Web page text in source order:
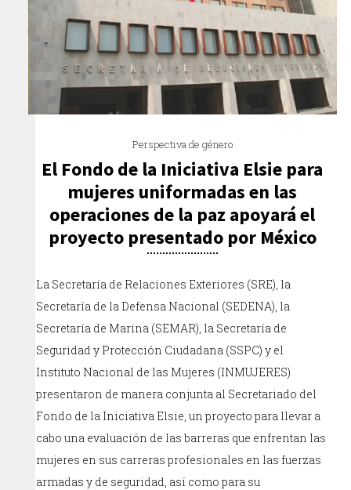
Perspectiva de género
El Fondo de la Iniciativa Elsie para
mujeres uniformadas en las
operaciones de la paz apoyará el
proyecto presentado por México
La Secretaría de Relaciones Exteriores (SRE), la
Secretaría de la Defensa Nacional (SEDENA), la
Secretaría de Marina (SEMAR), la Secretaría de
Seguridad y Protección Ciudadana (SSPC) y el
Instituto Nacional de las Mujeres (INMUJERES)
presentaron de manera conjunta al Secretariado del
Fondo de la Iniciativa Elsie, un proyecto para llevar a
cabo una evaluación de las barreras que enfrentan las
mujeres en sus carreras profesionales en las fuerzas
armadas y de seguridad, así como para su